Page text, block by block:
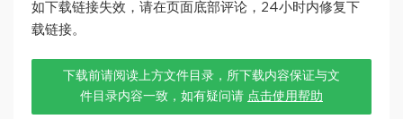
如下载链接失效，请在页面底部评论，24小时内修复下
载链接。
下载前请阅读上方文件目录，所下载内容保证与文
件目录内容一致，如有疑问请 点击使用帮助